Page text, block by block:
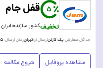
5
تخفیف
قفل جام
کشور سازنده:ایران 🇮🇷
حداقل سفارش:یک کارتنارسال از:تهرانزمان ارسال:۵ تا ۷ روز کاری
مشاهده پروفایل شروع مکالمه